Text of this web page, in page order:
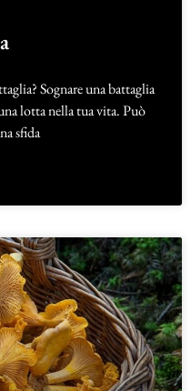
Sognare una battaglia
lotta nella tua vita. Può
sfida